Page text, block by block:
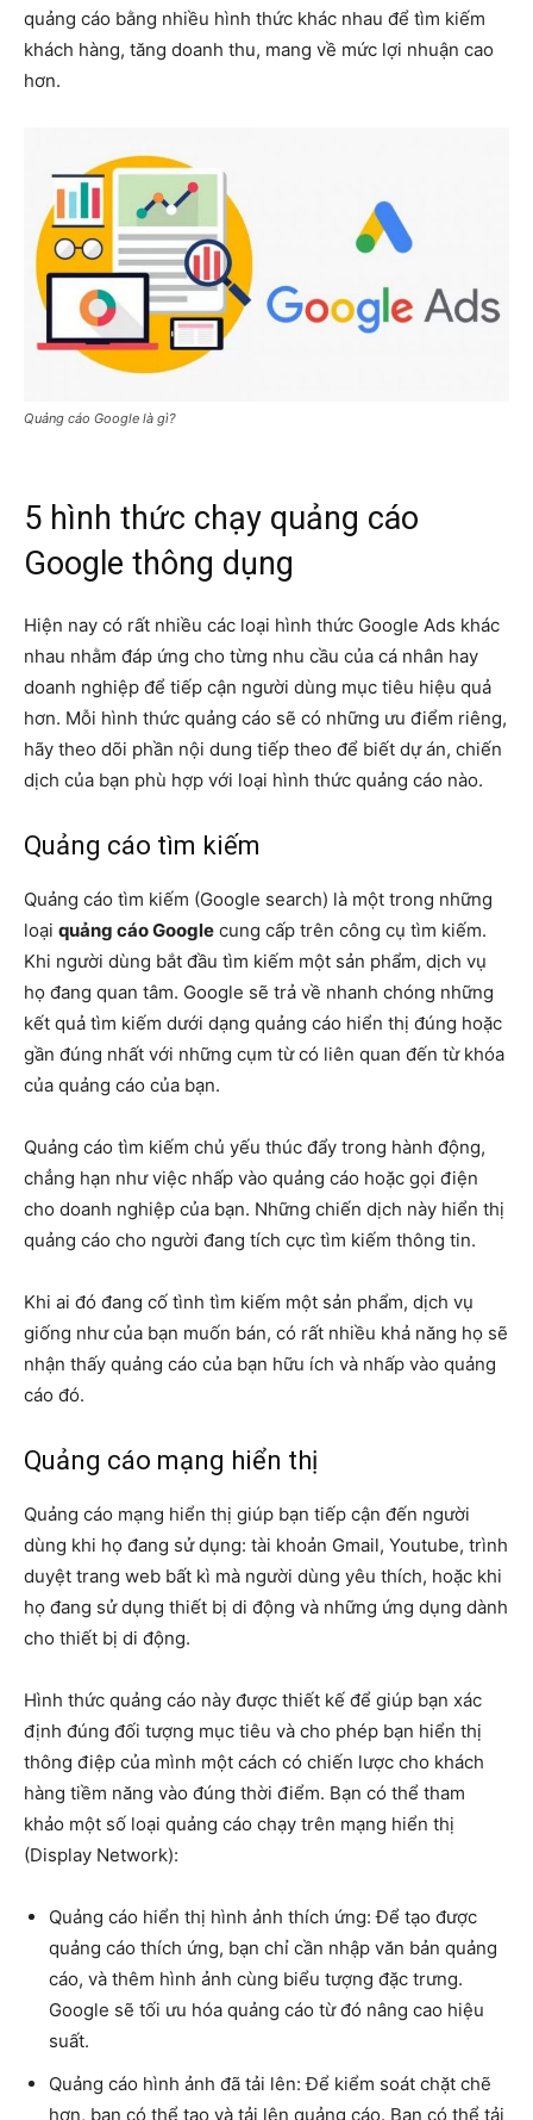
quảng cáo bằng nhiều hình thức khác nhau để tìm kiếm
khách hàng, tăng doanh thu, mang về mức lợi nhuận cao
hơn.
Quảng cáo Google là gì?
5 hình thức chạy quảng cáo
Google thông dụng
Hiện nay có rất nhiều các loại hình thức Google Ads khác
nhau nhằm đáp ứng cho từng nhu cầu của cá nhân hay
doanh nghiệp để tiếp cận người dùng mục tiêu hiệu quả
hơn. Mỗi hình thức quảng cáo sẽ có những ưu điểm riêng,
hãy theo dõi phần nội dung tiếp theo để biết dự án, chiến
dịch của bạn phù hợp với loại hình thức quảng cáo nào.
Quảng cáo tìm kiếm
Quảng cáo tìm kiếm (Google search) là một trong những
loại quảng cáo Google cung cấp trên công cụ tìm kiếm.
Khi người dùng bắt đầu tìm kiếm một sản phẩm, dịch vụ
họ đang quan tâm. Google sẽ trả về nhanh chóng những
kết quả tìm kiếm dưới dạng quảng cáo hiển thị đúng hoặc
gần đúng nhất với những cụm từ có liên quan đến từ khóa
của quảng cáo của bạn.
Quảng cáo tìm kiếm chủ yếu thúc đẩy trong hành động,
chẳng hạn như việc nhấp vào quảng cáo hoặc gọi điện
cho doanh nghiệp của bạn. Những chiến dịch này hiển thị
quảng cáo cho người đang tích cực tìm kiếm thông tin.
Khi ai đó đang cố tình tìm kiếm một sản phẩm, dịch vụ
giống như của bạn muốn bán, có rất nhiều khả năng họ sẽ
nhận thấy quảng cáo của bạn hữu ích và nhấp vào quảng
cáo đó.
Quảng cáo mạng hiển thị
Quảng cáo mạng hiển thị giúp bạn tiếp cận đến người
dùng khi họ đang sử dụng: tài khoản Gmail, Youtube, trình
duyệt trang web bất kì mà người dùng yêu thích, hoặc khi
họ đang sử dụng thiết bị di động và những ứng dụng dành
cho thiết bị di động.
Hình thức quảng cáo này được thiết kế để giúp bạn xác
định đúng đối tượng mục tiêu và cho phép bạn hiển thị
thông điệp của mình một cách có chiến lược cho khách
hàng tiềm năng vào đúng thời điểm. Bạn có thể tham
khảo một số loại quảng cáo chạy trên mạng hiển thị
(Display Network):
Quảng cáo hiển thị hình ảnh thích ứng: Để tạo được
quảng cáo thích ứng, bạn chỉ cần nhập văn bản quảng
cáo, và thêm hình ảnh cùng biểu tượng đặc trưng.
Google sẽ tối ưu hóa quảng cáo từ đó nâng cao hiệu
suất.
Quảng cáo hình ảnh đã tải lên: Để kiểm soát chặt chẽ
hơn, bạn có thể tạo và tải lên quảng cáo. Bạn có thể tải